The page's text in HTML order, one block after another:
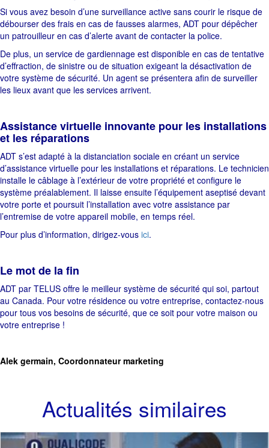
Si vous avez besoin d’une surveillance active sans courir le risque de
débourser des frais en cas de fausses alarmes, ADT pour dépêcher
un patrouilleur en cas d’alerte avant de contacter la police.
De plus, un service de gardiennage est disponible en cas de tentative
d’effraction, de sinistre ou de situation exigeant la désactivation de
votre système de sécurité. Un agent se présentera afin de surveiller
les lieux avant que les services arrivent.
Assistance virtuelle innovante pour les installations
et les réparations
ADT s’est adapté à la distanciation sociale en créant un service
d’assistance virtuelle pour les installations et réparations. Le technicien
installe le câblage à l’extérieur de votre propriété et configure le
système préalablement. Il laisse ensuite l’équipement aseptisé devant
votre porte et poursuit l’installation avec votre assistance par
l’entremise de votre appareil mobile, en temps réel.
Pour plus d’information, dirigez-vous ici.
Le mot de la fin
ADT par TELUS offre le meilleur système de sécurité qui soi, partout
au Canada. Pour votre résidence ou votre entreprise, contactez-nous
pour tous vos besoins de sécurité, que ce soit pour votre maison ou
votre entreprise !
Alek germain, Coordonnateur marketing
Actualités similaires